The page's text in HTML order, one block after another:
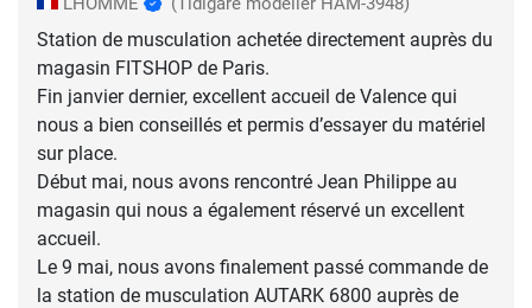
Station de musculation achetée directement auprès du
magasin FITSHOP de Paris.
Fin janvier dernier, excellent accueil de Valence qui
nous a bien conseillés et permis d’essayer du matériel
sur place.
Début mai, nous avons rencontré Jean Philippe au
magasin qui nous a également réservé un excellent
accueil.
Le 9 mai, nous avons finalement passé commande de
la station de musculation AUTARK 6800 auprès de